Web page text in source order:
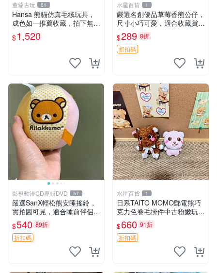
董爺古玩 61
Hansa 熊貓仿真毛絨玩具，
成色如一推薦收藏，拍下無疑
心 熊貓 毛絨玩具 收藏
$1,520
水星百貨 1
嚴選名創優品草莓香熊公仔，
尺寸小巧可愛，適合收藏賞玩
30cm 玩具 公仔 草莓熊
$289 8折
折扣碼
影視動漫CD專輯DVD 57
嚴選SanX輕松熊安睡搖鈴，
實拍圖可見，適合睡前伴侶，
Picks安撫好物 0325 懸吊 電
腦
$540 89折
折扣碼
水星百貨 1
日系TAITO MOMO郵電熊巧
克力色卷毛掛件中古粉嫩玩偶
微瑕推薦 postpet momo 郵
電熊 中古玩偶
$660 91折
折扣碼